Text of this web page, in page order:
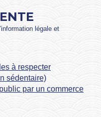
légale et
à respecter
sédentaire)
par un commerce